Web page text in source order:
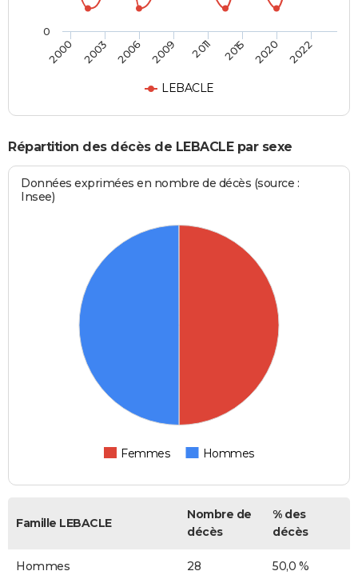
LEBACLE
2000 2003 2006 2009 2011 2015 2020 2022
0
Répartition des décès de LEBACLE par sexe
Données exprimées en nombre de décès (source :
Insee)
Femmes Hommes
Famille LEBACLE
Nombre de
décès
% des
décès
Hommes 28 50,0 %